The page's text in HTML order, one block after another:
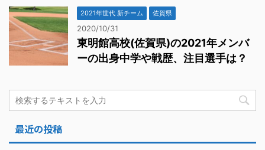
2021年世代 新チーム 佐賀県
2020/10/31
東明館高校(佐賀県)の2021年メンバ
ーの出身中学や戦歴、注目選手は？
最近の投稿